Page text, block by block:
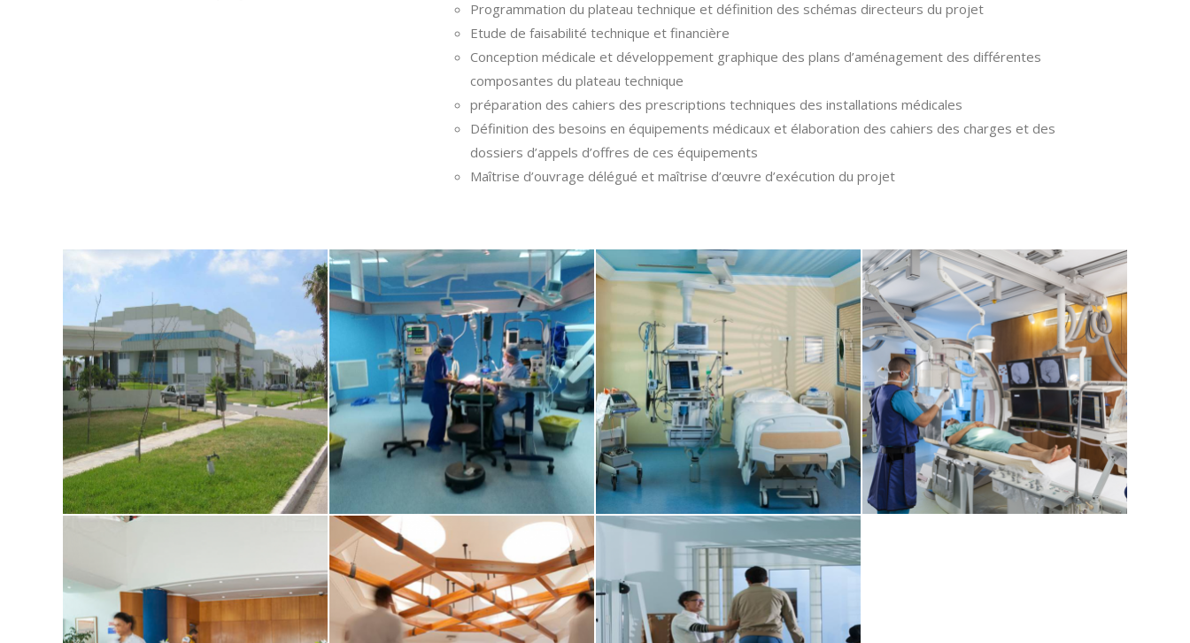
Programmation du plateau technique et définition des schémas directeurs du projet
Etude de faisabilité technique et financière
Conception médicale et développement graphique des plans d’aménagement des différentes
composantes du plateau technique
préparation des cahiers des prescriptions techniques des installations médicales
Définition des besoins en équipements médicaux et élaboration des cahiers des charges et des
dossiers d’appels d’offres de ces équipements
Maîtrise d’ouvrage délégué et maîtrise d’œuvre d’exécution du projet